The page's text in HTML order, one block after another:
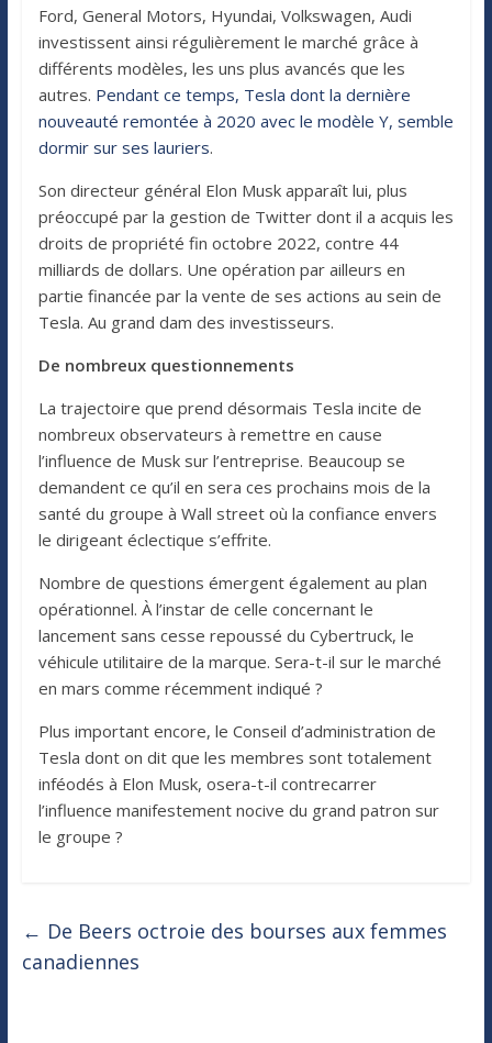
Ford, General Motors, Hyundai, Volkswagen, Audi
investissent ainsi régulièrement le marché grâce à
différents modèles, les uns plus avancés que les
autres. Pendant ce temps, Tesla dont la dernière
nouveauté remontée à 2020 avec le modèle Y, semble
dormir sur ses lauriers.
Son directeur général Elon Musk apparaît lui, plus
préoccupé par la gestion de Twitter dont il a acquis les
droits de propriété fin octobre 2022, contre 44
milliards de dollars. Une opération par ailleurs en
partie financée par la vente de ses actions au sein de
Tesla. Au grand dam des investisseurs.
De nombreux questionnements
La trajectoire que prend désormais Tesla incite de
nombreux observateurs à remettre en cause
l’influence de Musk sur l’entreprise. Beaucoup se
demandent ce qu’il en sera ces prochains mois de la
santé du groupe à Wall street où la confiance envers
le dirigeant éclectique s’effrite.
Nombre de questions émergent également au plan
opérationnel. À l’instar de celle concernant le
lancement sans cesse repoussé du Cybertruck, le
véhicule utilitaire de la marque. Sera-t-il sur le marché
en mars comme récemment indiqué ?
Plus important encore, le Conseil d’administration de
Tesla dont on dit que les membres sont totalement
inféodés à Elon Musk, osera-t-il contrecarrer
l’influence manifestement nocive du grand patron sur
le groupe ?
← De Beers octroie des bourses aux femmes
canadiennes